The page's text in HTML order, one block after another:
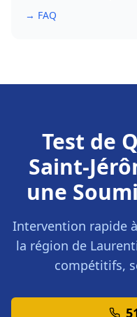
→ FAQ
Test de
Saint-
une
Intervention rapide à
la région de
compétitifs,